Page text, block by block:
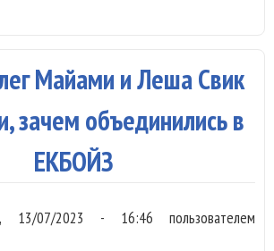
Майами и Леша Свик
зачем объединились в
ЕКБОЙЗ
13/07/2023 - 16:46 пользователем